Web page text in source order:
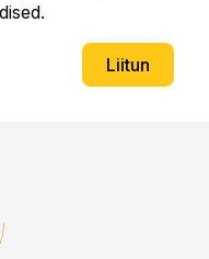
Liitun